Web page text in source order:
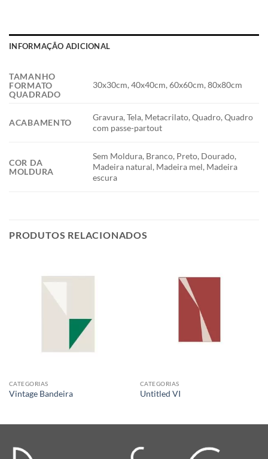
INFORMAÇÃO ADICIONAL
TAMANHO
FORMATO
QUADRADO
30x30cm, 40x40cm, 60x60cm, 80x80cm
ACABAMENTO
Gravura, Tela, Metacrilato, Quadro, Quadro
com passe-partout
COR DA
MOLDURA
Sem Moldura, Branco, Preto, Dourado,
Madeira natural, Madeira mel, Madeira
escura
PRODUTOS RELACIONADOS
CATEGORIAS
Vintage Bandeira
CATEGORIAS
Untitled VI